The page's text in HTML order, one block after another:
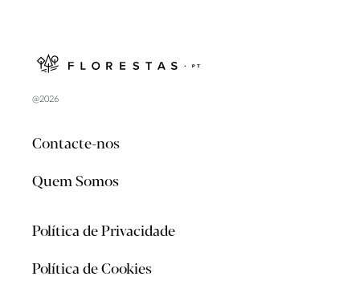
@2026
Contacte-nos
Quem Somos
Política de Privacidade
Política de Cookies